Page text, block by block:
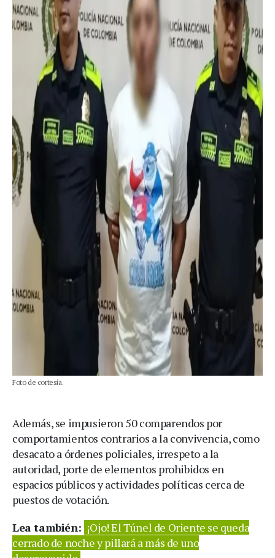
Foto de cortesía.
Además, se impusieron 50 comparendos por
comportamientos contrarios a la convivencia, como
desacato a órdenes policiales, irrespeto a la
autoridad, porte de elementos prohibidos en
espacios públicos y actividades políticas cerca de
puestos de votación.
Lea también: ¡Ojo! El Túnel de Oriente se queda
cerrado de noche y pillará a más de uno